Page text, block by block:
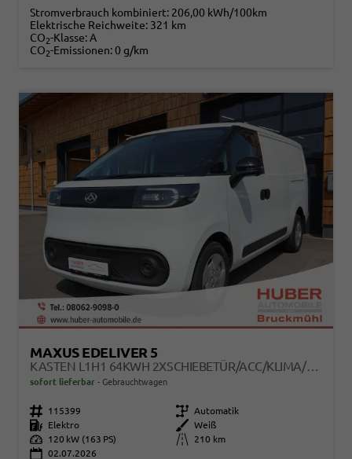
Stromverbrauch kombiniert: 206,00 kWh/100km
Elektrische Reichweite: 321 km
CO2-Klasse:A
CO2-Emissionen:0 g/km
MAXUS EDELIVER 5
KASTEN L1H1 64KWH 2XSCHIEBETÜR/ACC/KLIMA/KAMERA
sofort lieferbar Gebrauchtwagen
Fahrzeugnr. 115399 Getriebe Automatik
Kraftstoff
Elektro Außenfarbe
Weiß
Leistung
120 kW (163 PS) Kilometerstand
210 km
02.07.2026